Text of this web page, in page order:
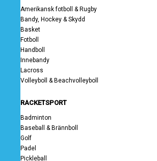
Amerikansk fotboll & Rugby
Bandy, Hockey & Skydd
Basket
Fotboll
Handboll
Innebandy
Lacross
Volleyboll & Beachvolleyboll
RACKETSPORT
Badminton
Baseball & Brännboll
Golf
Padel
Pickleball